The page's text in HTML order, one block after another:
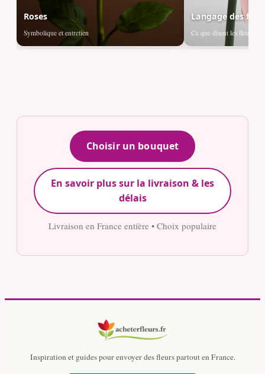
Roses
Symbolique et entretien
Langage des
Ce que disent les fleurs
Choisir un bouquet
En savoir plus sur la livraison & les
délais
Livraison en France entière • Choix populaire
Inspiration et guides pour envoyer des fleurs partout en France.